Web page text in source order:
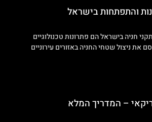
והתפתחות בישראל
חניה בישראל הם פתרונות טכנולוגיים
את ניצול שטחי החניה באזורים עירוניים
– המדריך המלא